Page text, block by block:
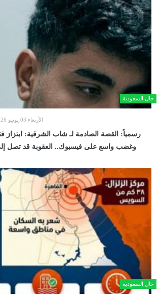
حال السعودية
الأربعاء 03 يونيو 2026 10:46 مساءً
رسمياً: القصة الصادمة لـ شاب الشرقية: ابتزاز
وغضب واسع على فيسبوك.. العقوبة قد تصل إلى 5 سنوات سجن
حال السعودية